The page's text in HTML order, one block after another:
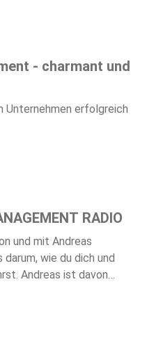
sicherzustellen. Mit
Expertenwissen
müssen, um ihre
zukunftsfähig zu
wie strategisches
Erfolg Ihres
kann – und wie der
ausgeht.
- charmant und
Unternehmen erfolgreich
RADIO
und mit Andreas
wie du dich und
Andreas ist davon
kein Zufall ist, sondern
vielmehr die Konsequenz
und unserer